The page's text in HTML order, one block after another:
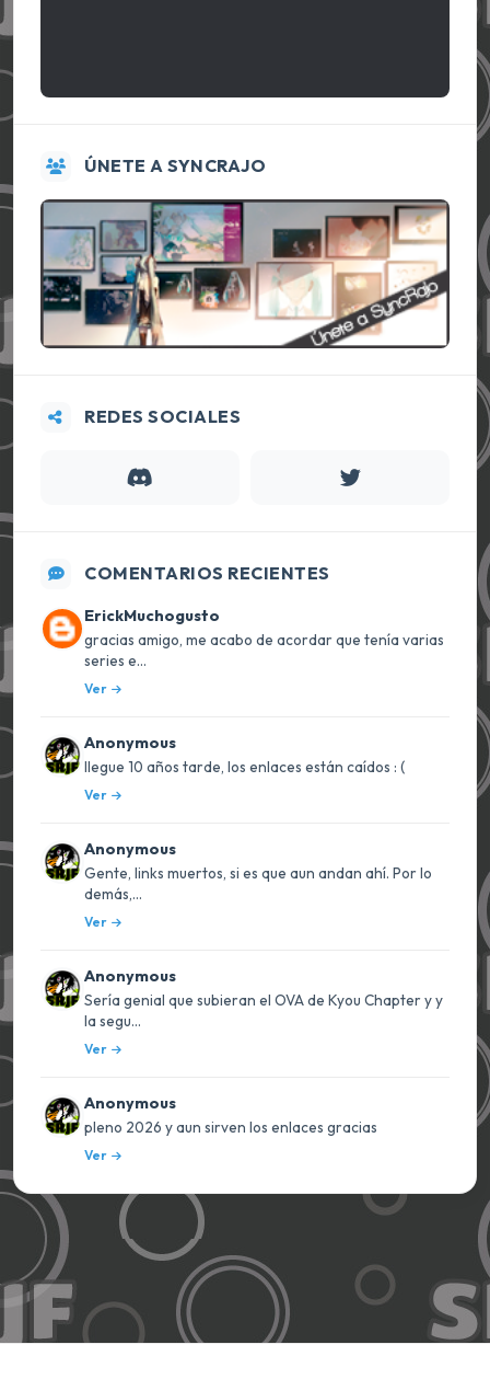
ÚNETE A SYNCRAJO
REDES SOCIALES
COMENTARIOS RECIENTES
ErickMuchogusto
gracias amigo, me acabo de acordar que tenía varias
series e...
Ver
Anonymous
llegue 10 años tarde, los enlaces están caídos : (
Ver
Anonymous
Gente, links muertos, si es que aun andan ahí. Por lo
demás,...
Ver
Anonymous
Sería genial que subieran el OVA de Kyou Chapter y y
la segu...
Ver
Anonymous
pleno 2026 y aun sirven los enlaces gracias
Ver